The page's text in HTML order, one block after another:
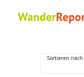
Inhalt
Sortieren nach